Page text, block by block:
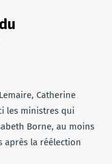
Catherine
les ministres qui
Borne, au moins
après la réélection